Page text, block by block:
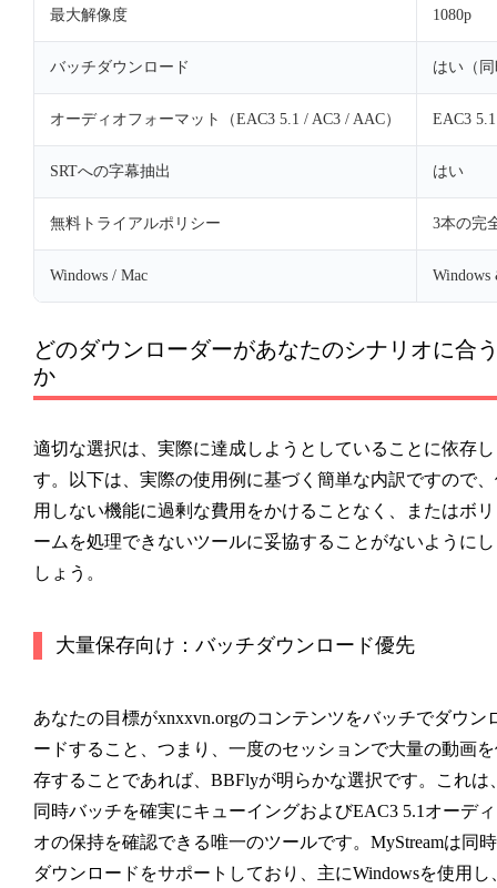
最大解像度 1080p
バッチダウンロード はい（
オーディオフォーマット（EAC3 5.1 / AC3 / AAC） EAC3
SRTへの字幕抽出 はい
無料トライアルポリシー 3本の完
Windows / Mac Windows
どのダウンローダーがあなたのシナリオに合
か
適切な選択は、実際に達成しようとしていることに依存
す。以下は、実際の使用例に基づく簡単な内訳ですので
用しない機能に過剰な費用をかけることなく、またはボ
ームを処理できないツールに妥協することがないように
しょう。
大量保存向け：バッチダウンロード優先
あなたの目標がxnxxvn.orgのコンテンツをバッチでダウン
ードすること、つまり、一度のセッションで大量の動画
存することであれば、 BBFlyが明らかな選択です。これは
同時バッチを確実にキューイングおよびEAC3 5.1オーディ
オの保持を確認できる唯一のツールです。MyStreamは同時
ダウンロードをサポートしており、主にWindowsを使用し